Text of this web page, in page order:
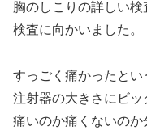
胸のしこりの詳しい
検査に向かいました。
すっごく痛かったとい
注射器の大きさにビッ
痛いのか痛くないのか